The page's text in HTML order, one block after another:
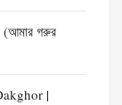
গরুর
|